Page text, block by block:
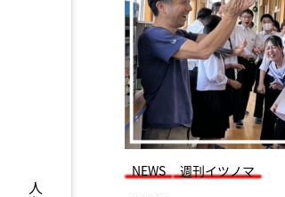
NEWS
週刊イツノマ